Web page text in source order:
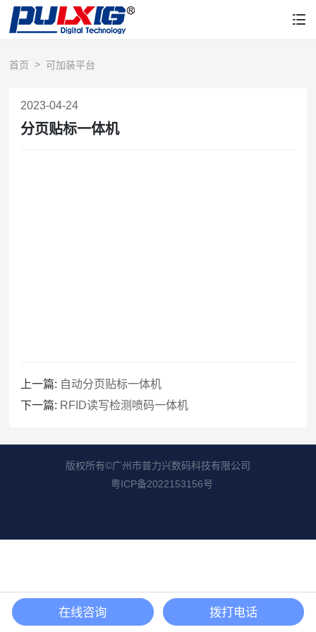
首页 可加装平台
2023-04-24
分页贴标一体机
上一篇: 自动分页贴标一体机
下一篇: RFID读写检测喷码一体机
版权所有©广州市普力兴数码科技有限公司
粤ICP备2022153156号
在线咨询 拨打电话